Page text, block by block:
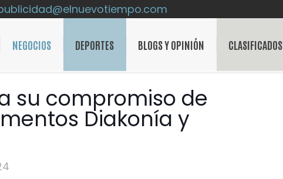
NEGOCIOS DEPORTES BLOGS Y OPINIÓN CLASIFICADOS
su compromiso de
Diakonía y